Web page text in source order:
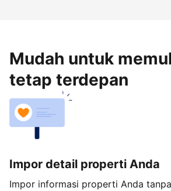
Mudah untuk
tetap terdepan
Impor detail properti Anda
Impor informasi properti Anda